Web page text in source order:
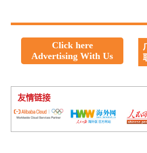
Click here
Advertising With Us
友情链接